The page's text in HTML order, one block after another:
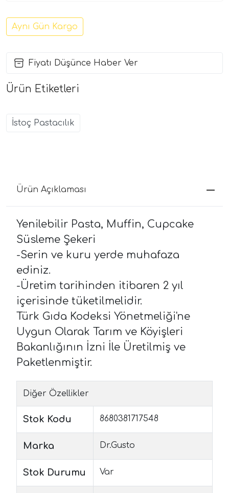
Aynı Gün Kargo
Fiyatı Düşünce Haber Ver
Ürün Etiketleri
İstoç Pastacılık
Ürün Açıklaması
Yenilebilir Pasta, Muffin, Cupcake
Süsleme Şekeri
-Serin ve kuru yerde muhafaza
ediniz.
-Üretim tarihinden itibaren 2 yıl
içerisinde tüketilmelidir.
Türk Gıda Kodeksi Yönetmeliği'ne
Uygun Olarak Tarım ve Köyişleri
Bakanlığının İzni İle Üretilmiş ve
Paketlenmiştir.
Diğer Özellikler
Stok Kodu 8680381717548
Marka Dr.Gusto
Stok Durumu Var